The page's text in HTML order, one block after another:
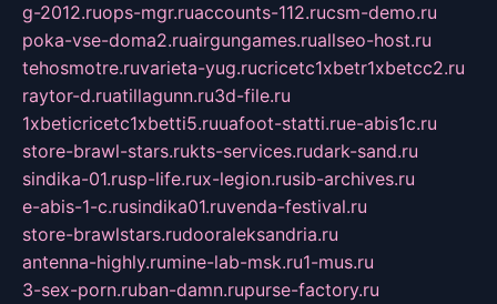
g-2012.ruops-mgr.ruaccounts-112.rucsm-demo.ru
poka-vse-doma2.ruairgungames.ruallseo-host.ru
tehosmotre.ruvarieta-yug.rucricetc1xbetr1xbetcc2.ru
raytor-d.ruatillagunn.ru3d-file.ru
1xbeticricetc1xbetti5.ruuafoot-statti.rue-abis1c.ru
store-brawl-stars.rukts-services.rudark-sand.ru
sindika-01.rusp-life.rux-legion.rusib-archives.ru
e-abis-1-c.rusindika01.ruvenda-festival.ru
store-brawlstars.rudooraleksandria.ru
antenna-highly.rumine-lab-msk.ru1-mus.ru
3-sex-porn.ruban-damn.rupurse-factory.ru